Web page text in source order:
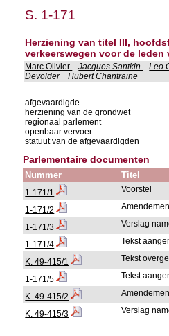
S. 1-171
Herziening van titel III,
verkeerswegen voor de leden
Marc Olivier Jacques Santkin Leo
Devolder
Hubert Chantraine
afgevaardigde
herziening van de grondwet
regionaal parlement
openbaar vervoer
statuut van de afgevaardigden
Parlementaire documenten
Nummer Titel
1-171/1 Voorstel
1-171/2
1-171/3 Verslag
1-171/4 Tekst
K. 49-415/1 Tekst
1-171/5 Tekst
K. 49-415/2
K. 49-415/3 Verslag